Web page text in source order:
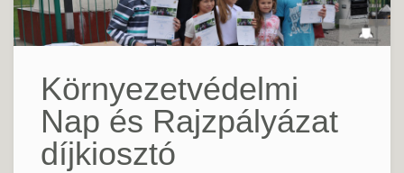
Környezetvédelmi
Nap és Rajzpályázat
díjkiosztó